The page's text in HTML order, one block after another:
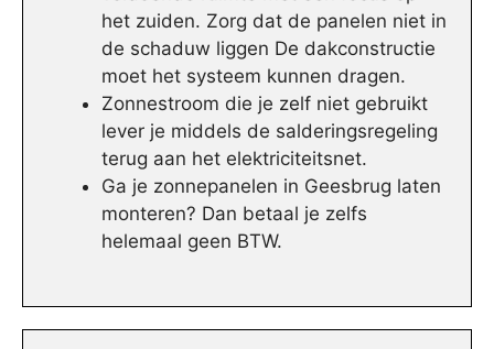
het zuiden. Zorg dat de panelen niet in
de schaduw liggen De dakconstructie
moet het systeem kunnen dragen.
Zonnestroom die je zelf niet gebruikt
lever je middels de salderingsregeling
terug aan het elektriciteitsnet.
Ga je zonnepanelen in Geesbrug laten
monteren? Dan betaal je zelfs
helemaal geen BTW.